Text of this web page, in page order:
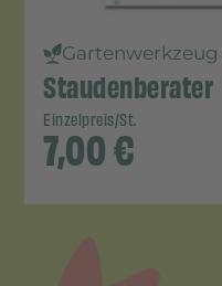
Staudenberater
Einzelpreis/St.
7,00€